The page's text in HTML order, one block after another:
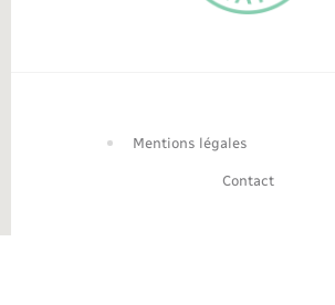
Mentions légales
Contact